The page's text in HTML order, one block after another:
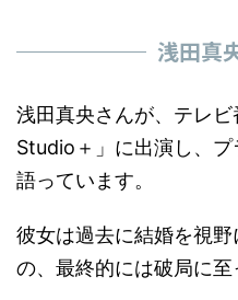
浅田真
浅田真央さんが、テレ
Studio＋」に出演し、
語っています。
彼女は過去に結婚を視
の、最終的には破局に至